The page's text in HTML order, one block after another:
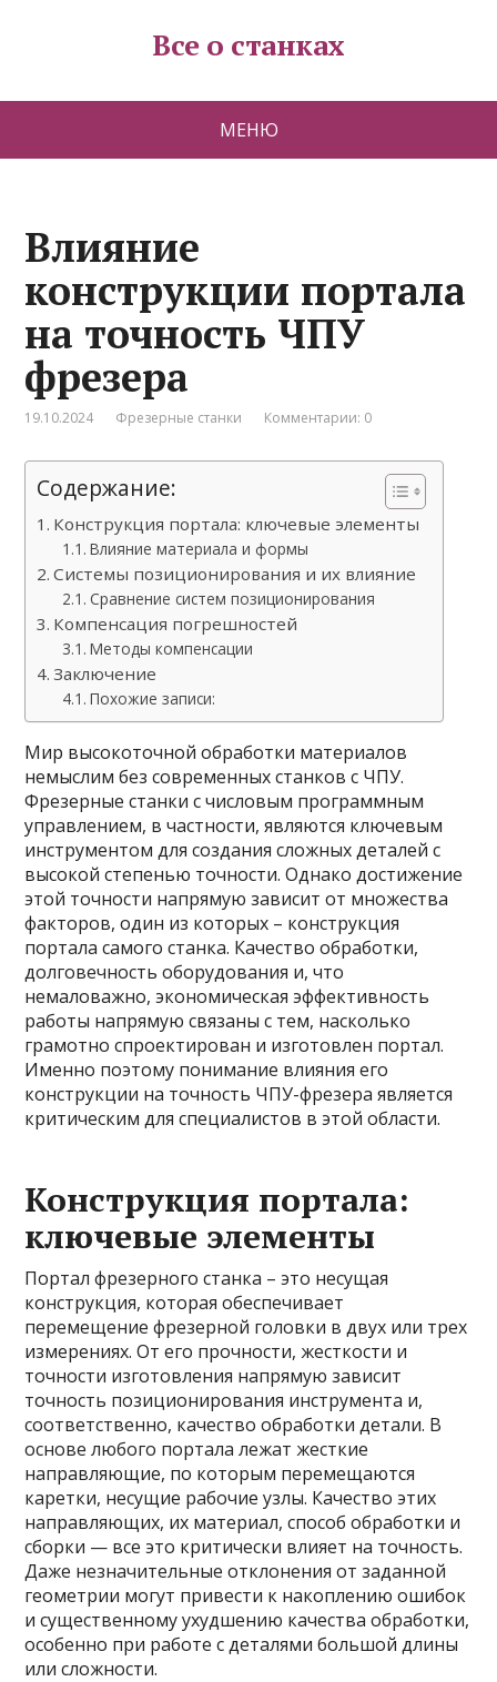
Все о станках
МЕНЮ
Влияние
конструкции портала
на точность ЧПУ
фрезера
19.10.2024 Фрезерные станки Комментарии: 0
Содержание:
Конструкция портала: ключевые элементы
Влияние материала и формы
Системы позиционирования и их влияние
Сравнение систем позиционирования
Компенсация погрешностей
Методы компенсации
Заключение
Похожие записи:
Мир высокоточной обработки материалов
немыслим без современных станков с ЧПУ.
Фрезерные станки с числовым программным
управлением, в частности, являются ключевым
инструментом для создания сложных деталей с
высокой степенью точности. Однако достижение
этой точности напрямую зависит от множества
факторов, один из которых – конструкция
портала самого станка. Качество обработки,
долговечность оборудования и, что
немаловажно, экономическая эффективность
работы напрямую связаны с тем, насколько
грамотно спроектирован и изготовлен портал.
Именно поэтому понимание влияния его
конструкции на точность ЧПУ-фрезера является
критическим для специалистов в этой области.
Конструкция портала:
ключевые элементы
Портал фрезерного станка – это несущая
конструкция, которая обеспечивает
перемещение фрезерной головки в двух или трех
измерениях. От его прочности, жесткости и
точности изготовления напрямую зависит
точность позиционирования инструмента и,
соответственно, качество обработки детали. В
основе любого портала лежат жесткие
направляющие, по которым перемещаются
каретки, несущие рабочие узлы. Качество этих
направляющих, их материал, способ обработки и
сборки — все это критически влияет на точность.
Даже незначительные отклонения от заданной
геометрии могут привести к накоплению ошибок
и существенному ухудшению качества обработки,
особенно при работе с деталями большой длины
или сложности.